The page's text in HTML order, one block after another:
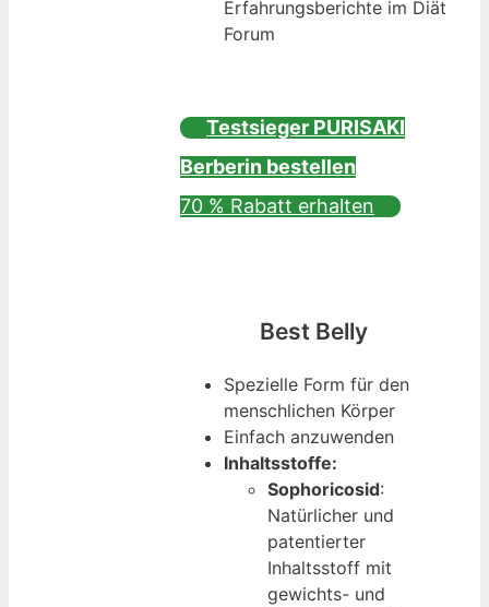
Erfahrungsberichte im Diät
Forum
Testsieger PURISAKI
Berberin bestellen
70 % Rabatt erhalten
Best Belly
Spezielle Form für den
menschlichen Körper
Einfach anzuwenden
Inhaltsstoffe:
Sophoricosid:
Natürlicher und
patentierter
Inhaltsstoff mit
gewichts- und